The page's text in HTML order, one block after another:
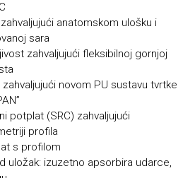
anatomskom ulošku i
sara
zahvaljujući fleksibilnoj gornjoj
novom PU sustavu tvrtke
potplat (SRC) zahvaljujući
profila
s profilom
uložak: izuzetno apsorbira udarce,